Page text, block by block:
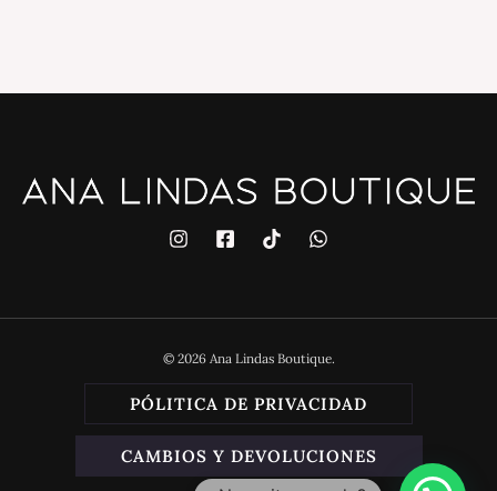
© 2026 Ana Lindas Boutique.
PÓLITICA DE PRIVACIDAD
CAMBIOS Y DEVOLUCIONES